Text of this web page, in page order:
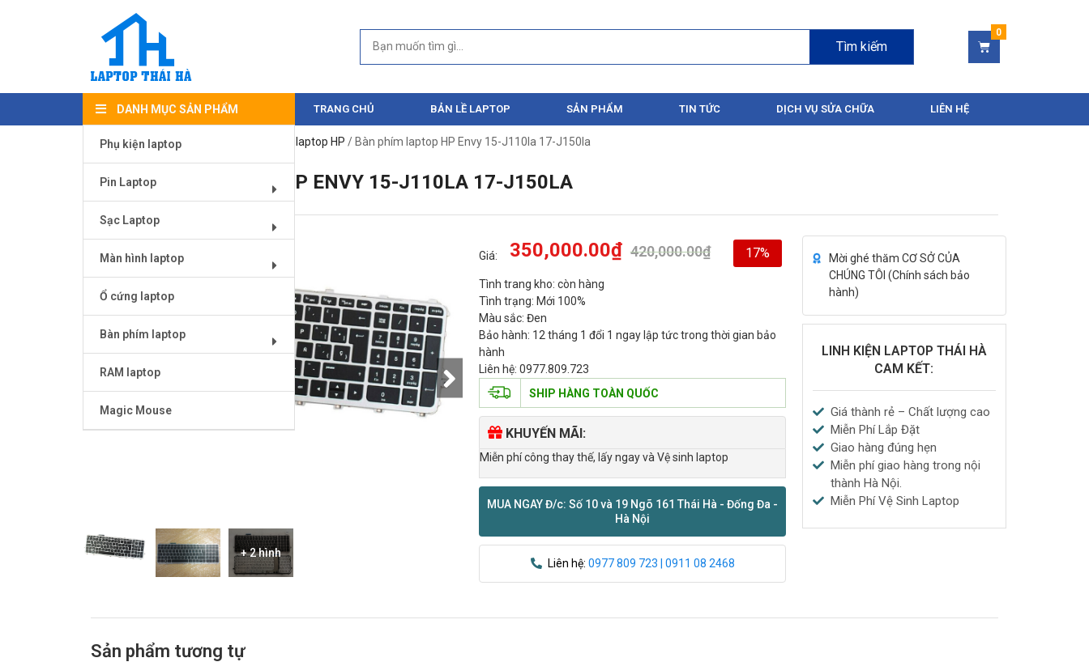
Tìm kiếm
DANH MỤC SẢN PHẨM
Phụ kiện laptop
Pin Laptop
Sạc Laptop
Màn hình laptop
Ổ cứng laptop
Bàn phím laptop
RAM laptop
Magic Mouse
TRANG CHỦ BẢN LỀ LAPTOP SẢN PHẨM TIN TỨC DỊCH VỤ SỬA CHỮA LIÊN HỆ
Trang chủ/Bàn phím laptop Bàn phím laptop HP / Bàn phím laptop HP Envy 15-J110la 17-J150la
BÀN PHÍM LAPTOP HP ENVY 15-J110LA 17-J150LA
+ 2 hình
Giá: 420,000.00₫
350,000.00₫ 17%
Tình trang kho: còn hàng
Tình trạng: Mới 100%
Màu sắc: Đen
Bảo hành: 12 tháng 1 đổi 1 ngay lập tức trong thời gian bảo
hành
Liên hệ: 0977.809.723
SHIP HÀNG TOÀN QUỐC
KHUYẾN MÃI:
Miễn phí công thay thế, lấy ngay và Vệ sinh laptop
MUA NGAY Đ/c: Số 10 và 19 Ngõ 161 Thái Hà - Đống Đa -
Hà Nội
Liên hệ:0977 809 723 | 0911 08 2468
Mời ghé thăm CƠ SỞ CỦA
CHÚNG TÔI (Chính sách bảo
hành)
LINH KIỆN LAPTOP THÁI HÀ
CAM KẾT:
Giá thành rẻ – Chất lượng cao
Miễn Phí Lắp Đặt
Giao hàng đúng hẹn
Miễn phí giao hàng trong nội
thành Hà Nội.
Miễn Phí Vệ Sinh Laptop
Sản phẩm tương tự